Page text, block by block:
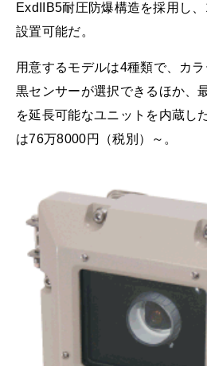
ExdIIB5耐圧防爆構造を採用し
設置可能だ。
用意するモデルは4種類で、カ
黒センサーが選択できるほか、
を延長可能なユニットを内蔵し
は76万8000円（税別）～。